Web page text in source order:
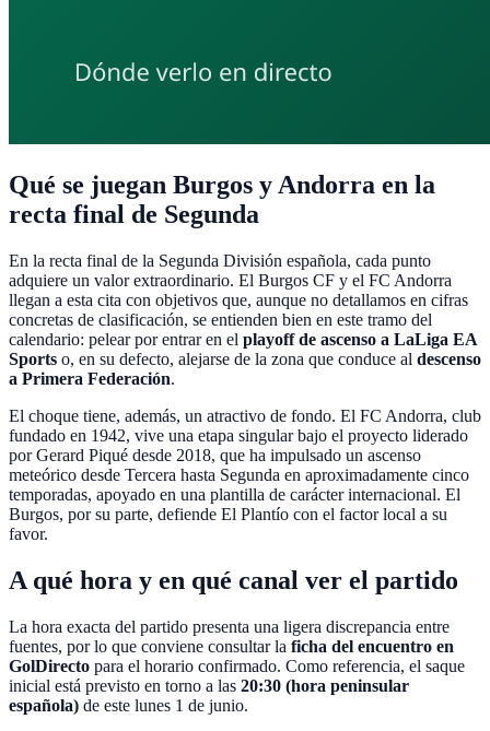
Qué se juegan Burgos y Andorra en la
recta final de Segunda
En la recta final de la Segunda División española, cada punto
adquiere un valor extraordinario. El Burgos CF y el FC Andorra
llegan a esta cita con objetivos que, aunque no detallamos en cifras
concretas de clasificación, se entienden bien en este tramo del
calendario: pelear por entrar en el playoff de ascenso a LaLiga EA
Sports o, en su defecto, alejarse de la zona que conduce al descenso
a Primera Federación.
El choque tiene, además, un atractivo de fondo. El FC Andorra, club
fundado en 1942, vive una etapa singular bajo el proyecto liderado
por Gerard Piqué desde 2018, que ha impulsado un ascenso
meteórico desde Tercera hasta Segunda en aproximadamente cinco
temporadas, apoyado en una plantilla de carácter internacional. El
Burgos, por su parte, defiende El Plantío con el factor local a su
favor.
A qué hora y en qué canal ver el partido
La hora exacta del partido presenta una ligera discrepancia entre
fuentes, por lo que conviene consultar la ficha del encuentro en
GolDirecto para el horario confirmado. Como referencia, el saque
inicial está previsto en torno a las 20:30 (hora peninsular
española) de este lunes 1 de junio.